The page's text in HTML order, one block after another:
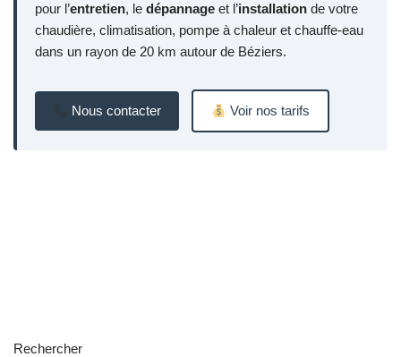
pour l’entretien, le dépannage et l’installation de votre
chaudière, climatisation, pompe à chaleur et chauffe-eau
dans un rayon de 20 km autour de Béziers.
Nous contacter Voir nos tarifs
Rechercher